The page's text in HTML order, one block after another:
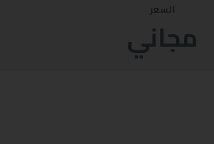
السعر
مجاني